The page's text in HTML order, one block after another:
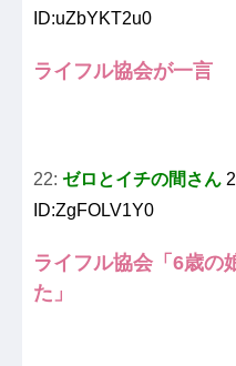
ID:uZbYKT2u0
ライフル協会が一言
22: ゼロとイチの間さん
ID:ZgFOLV1Y0
ライフル協会「6歳の
た」